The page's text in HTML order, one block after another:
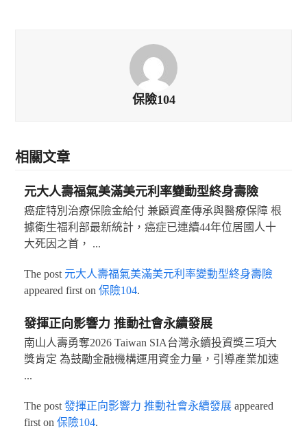
保險104
相關文章
元大人壽福氣美滿美元利率變動型終身壽險
癌症特別治療保險金給付 兼顧資產傳承與醫療保障 根
據衛生福利部最新統計，癌症已連續44年位居國人十
大死因之首， ...
The post 元大人壽福氣美滿美元利率變動型終身壽險
appeared first on 保險104.
發揮正向影響力 推動社會永續發展
南山人壽勇奪2026 Taiwan SIA台灣永續投資獎三項大
獎肯定 為鼓勵金融機構運用資金力量，引導產業加速
...
The post 發揮正向影響力 推動社會永續發展appeared
first on 保險104.